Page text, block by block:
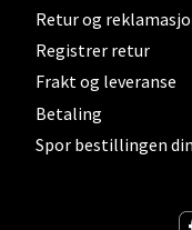
Retur og
Registrer retur
Frakt og leveranse
Betaling
Spor bestillingen din
Alti Sunndal,
Åpent i dag 10-19